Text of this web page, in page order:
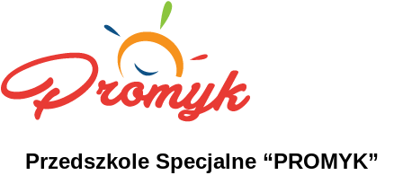
Przedszkole Specjalne “PROMYK”